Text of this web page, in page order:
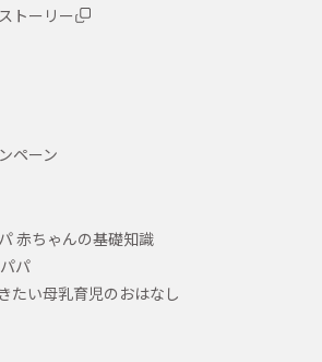
トーリー
ペーン
赤ちゃんの基礎知識
パ
たい母乳育児のおはなし